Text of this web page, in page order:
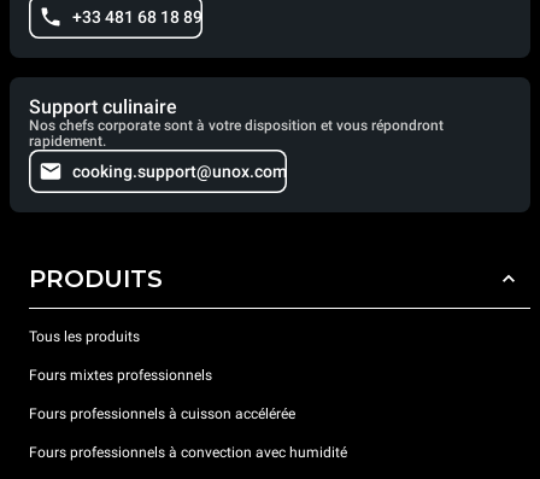
+33 481 68 18 89
Support culinaire
Nos chefs corporate sont à votre disposition et vous répondront
rapidement.
cooking.support@unox.com
PRODUITS
Tous les produits
Fours mixtes professionnels
Fours professionnels à cuisson accélérée
Fours professionnels à convection avec humidité